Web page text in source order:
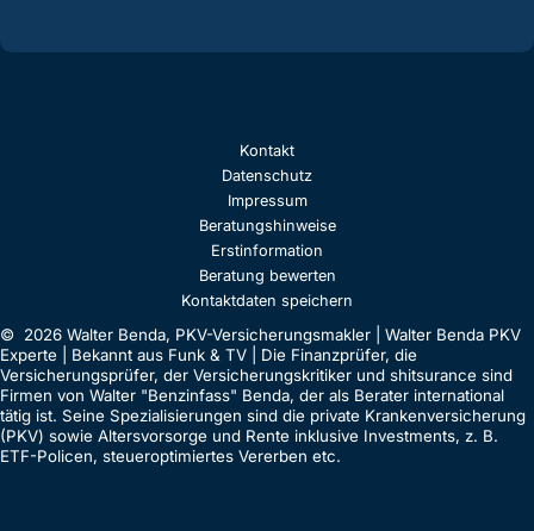
Kontakt
Datenschutz
Impressum
Beratungshinweise
Erstinformation
Beratung bewerten
Kontaktdaten speichern
© 2026 Walter Benda, PKV-Versicherungsmakler | Walter Benda PKV
Experte | Bekannt aus Funk & TV | Die Finanzprüfer, die
Versicherungsprüfer, der Versicherungskritiker und shitsurance sind
Firmen von Walter "Benzinfass" Benda, der als Berater international
tätig ist. Seine Spezialisierungen sind die private Krankenversicherung
(PKV) sowie Altersvorsorge und Rente inklusive Investments, z. B.
ETF-Policen, steueroptimiertes Vererben etc.